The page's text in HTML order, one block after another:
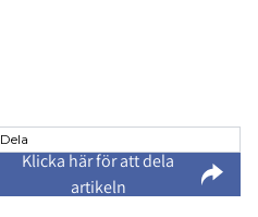
Dela
Klicka här för att dela
artikeln